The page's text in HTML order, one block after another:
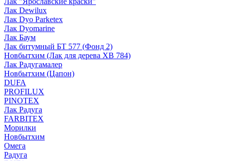
Лак Dewilux
Лак Dyo Parketex
Лак Dyomarine
Лак Баум
Лак битумный БТ 577 (Фонд 2)
Новбытхим (Лак для дерева ХВ 784)
Лак Радугамалер
Новбытхим (Цапон)
DUFA
PROFILUX
PINOTEX
Лак Радуга
FARBITEX
Морилки
Новбытхим
Омега
Радуга